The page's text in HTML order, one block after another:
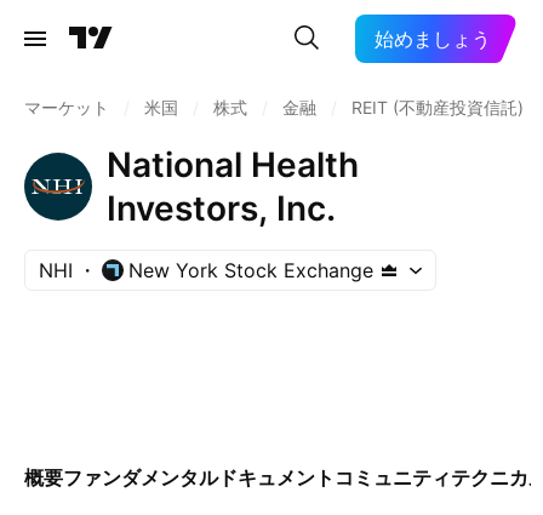
始めましょう
マーケット 米国 株式 金融 REIT (不動産投資信託)
National Health
Investors, Inc.
NHI New York Stock Exchange
概要ファンダメンタルドキュメント コミュニティテクニカ